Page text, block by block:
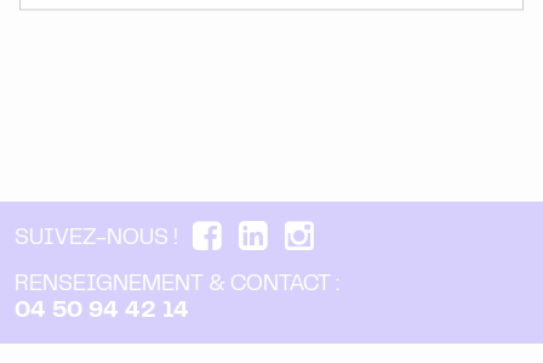
SUIVEZ-NOUS !
RENSEIGNEMENT & CONTACT :
04 50 94 42 14